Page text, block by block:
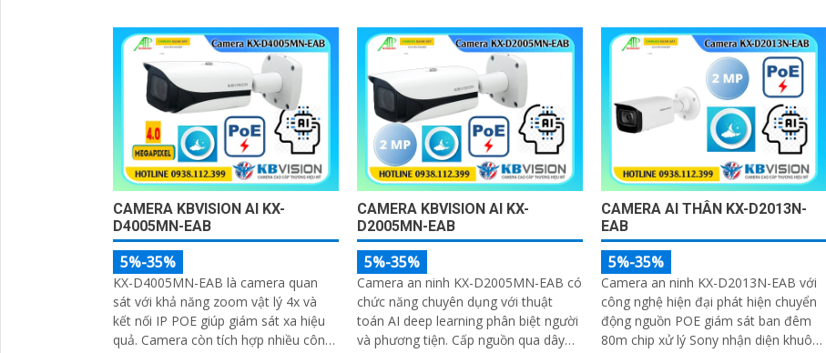
giả camera có độ phân giải Ultra 2k 4
hình...
CAMERA KBVISION AI KX-
D4005MN-EAB
5%-35%
KX-D4005MN-EAB là camera quan
sát với khả năng zoom vật lý 4x và
kết nối IP POE giúp giám sát xa hiệu
quả. Camera còn tích hợp nhiều công
CAMERA KBVISION AI KX-
D2005MN-EAB
5%-35%
Camera an ninh KX-D2005MN-EAB có
chức năng chuyên dụng với thuật
toán AI deep learning phân biệt người
và phương tiện. Cấp nguồn qua dây
CAMERA AI THÂN KX-D2013N-
EAB
5%-35%
Camera an ninh KX-D2013N-EAB với
công nghệ hiện đại phát hiện chuyển
động nguồn POE giám sát ban đêm
80m chip xử lý Sony nhận diện khuôn